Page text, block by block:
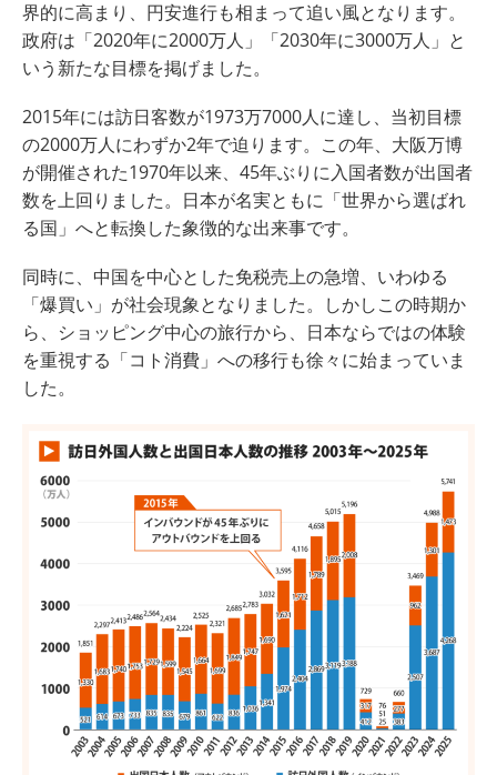
界的に高まり、円安進行も相まって追い風となります。
政府は「2020年に2000万人」「2030年に3000万人」と
いう新たな目標を掲げました。
2015年には訪日客数が1973万7000人に達し、当初目標
の2000万人にわずか2年で迫ります。この年、大阪万博
が開催された1970年以来、45年ぶりに入国者数が出国者
数を上回りました。日本が名実ともに「世界から選ばれ
る国」へと転換した象徴的な出来事です。
同時に、中国を中心とした免税売上の急増、いわゆる
「爆買い」が社会現象となりました。しかしこの時期か
ら、ショッピング中心の旅行から、日本ならではの体験
を重視する「コト消費」への移行も徐々に始まっていま
した。